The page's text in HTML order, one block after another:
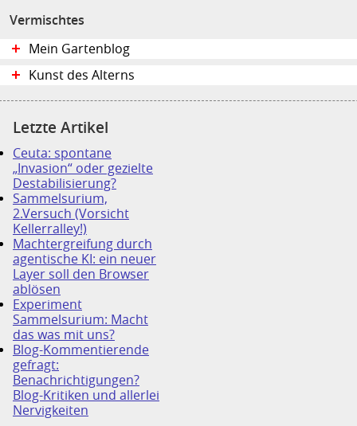
Vermischtes
Mein Gartenblog
Kunst des Alterns
Letzte Artikel
Ceuta: spontane
„Invasion“ oder gezielte
Destabilisierung?
Sammelsurium,
2.Versuch (Vorsicht
Kellerralley!)
Machtergreifung durch
agentische KI: ein neuer
Layer soll den Browser
ablösen
Experiment
Sammelsurium: Macht
das was mit uns?
Blog-Kommentierende
gefragt:
Benachrichtigungen?
Blog-Kritiken und allerlei
Nervigkeiten